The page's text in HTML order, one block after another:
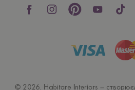
© 2026. Habitare Interiors –